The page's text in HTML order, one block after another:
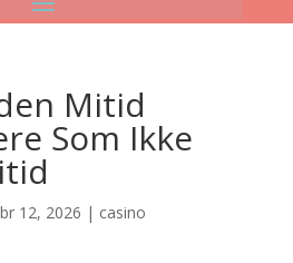
Mitid
Som Ikke
12, 2026 | casino